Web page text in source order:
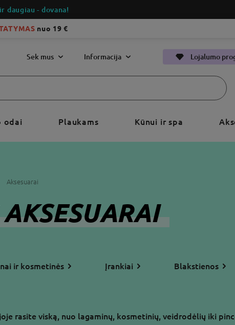
ir daugiau - dovana!
nuo 19 €
Sek mus Informacija Lojalumo
odai Plaukams Kūnui ir spa
Aksesuarai
ir kosmetinės Įrankiai Blakstienos
rasite viską, nuo lagaminų, kosmetinių, veidrodėlių iki